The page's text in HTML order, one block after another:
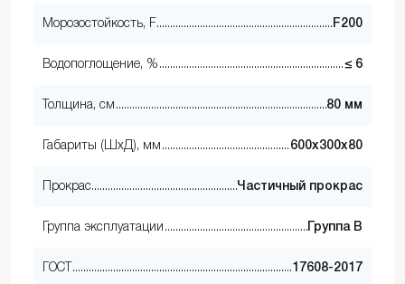
Морозостойкость, F F200
Водопоглощение, % ≤ 6
Толщина, см 80 мм
Габариты (ШхД), мм 600х300х80
Прокрас Частичный прокрас
Группа эксплуатации Группа В
ГОСТ 17608-2017